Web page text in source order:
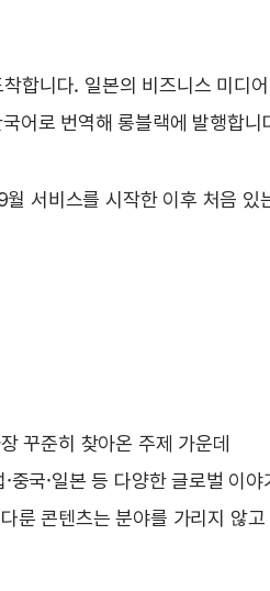
합니다. 일본의 비즈니스 미디어
어로 번역해 롱블랙에 발행합니
서비스를 시작한 이후 처음 있
꾸준히 찾아온 주제 가운데
국·일본 등 다양한 글로벌 이야
룬 콘텐츠는 분야를 가리지 않고